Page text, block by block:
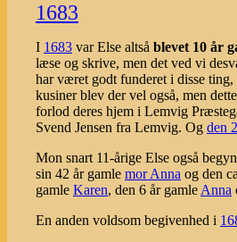
1683
I 1683 var Else altså blevet 10 år
læse og skrive, men det ved vi
har været godt funderet i disse
kusiner blev der vel også, men
forlod deres hjem i Lemvig
Svend Jensen fra Lemvig. Og den
Mon snart 11-årige Else også
sin 42 år gamle mor Anna og den
gamle Karen, den 6 år gamle Anna
En anden voldsom begivenhed i